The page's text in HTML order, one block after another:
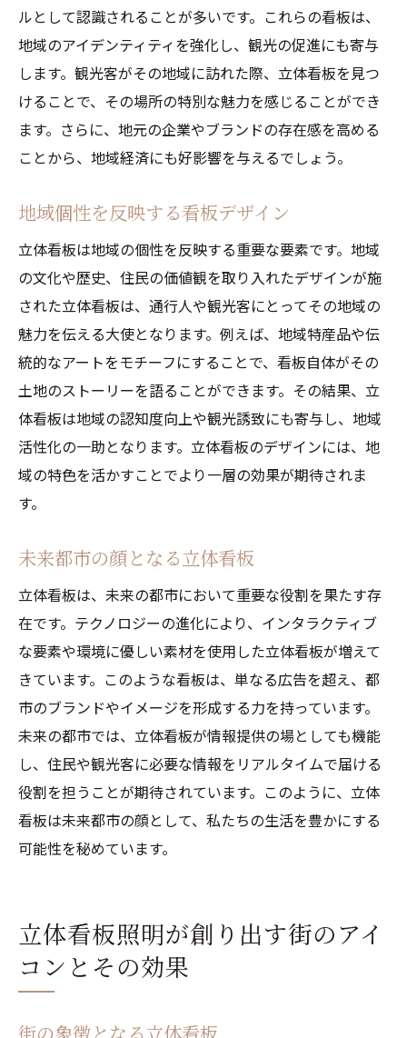
ルとして認識されることが多いです。これらの看板は、
地域のアイデンティティを強化し、観光の促進にも寄与
します。観光客がその地域に訪れた際、立体看板を見つ
けることで、その場所の特別な魅力を感じることができ
ます。さらに、地元の企業やブランドの存在感を高める
ことから、地域経済にも好影響を与えるでしょう。
地域個性を反映する看板デザイン
立体看板は地域の個性を反映する重要な要素です。地域
の文化や歴史、住民の価値観を取り入れたデザインが施
された立体看板は、通行人や観光客にとってその地域の
魅力を伝える大使となります。例えば、地域特産品や伝
統的なアートをモチーフにすることで、看板自体がその
土地のストーリーを語ることができます。その結果、立
体看板は地域の認知度向上や観光誘致にも寄与し、地域
活性化の一助となります。立体看板のデザインには、地
域の特色を活かすことでより一層の効果が期待されま
す。
未来都市の顔となる立体看板
立体看板は、未来の都市において重要な役割を果たす存
在です。テクノロジーの進化により、インタラクティブ
な要素や環境に優しい素材を使用した立体看板が増えて
きています。このような看板は、単なる広告を超え、都
市のブランドやイメージを形成する力を持っています。
未来の都市では、立体看板が情報提供の場としても機能
し、住民や観光客に必要な情報をリアルタイムで届ける
役割を担うことが期待されています。このように、立体
看板は未来都市の顔として、私たちの生活を豊かにする
可能性を秘めています。
立体看板照明が創り出す街のアイ
コンとその効果